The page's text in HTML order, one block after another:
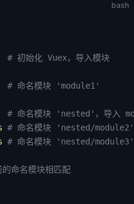
bash
# 初始化 Vuex，导入模块
# 命名模块 'module1'
# 命名模块 'nested'，导入
# 命名模块 'nested/module2'
# 命名模块 'nested/module3'
命名模块相匹配